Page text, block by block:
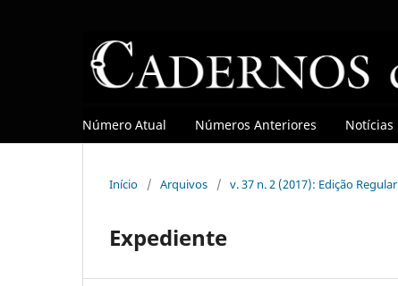
Número Atual Números Anteriores Notícias
Início / Arquivos / v. 37 n. 2 (2017): Edição Regular
Expediente